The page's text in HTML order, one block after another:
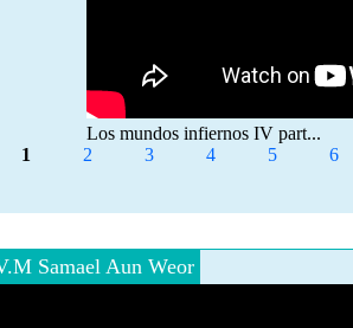
Los mundos infiernos IV part...
1 2 3 4 5 6
Samael Aun Weor